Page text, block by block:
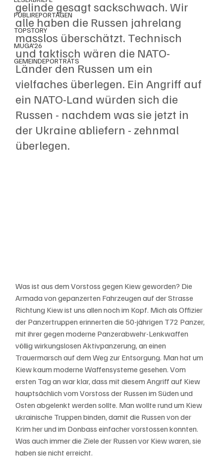
PUBLIREPORTAGEN
TOPSTORY
MUGA'26
GEMEINDEPORTRÄTS
gelinde gesagt sackschwach. Wir
alle haben die Russen jahrelang
masslos überschätzt. Technisch
und taktisch wären die NATO-
Länder den Russen um ein
vielfaches überlegen. Ein Angriff auf
ein NATO-Land würden sich die
Russen - nachdem was sie jetzt in
der Ukraine abliefern - zehnmal
überlegen.
Was ist aus dem Vorstoss gegen Kiew geworden? Die
Armada von gepanzerten Fahrzeugen auf der Strasse
Richtung Kiew ist uns allen noch im Kopf. Mich als Offizier
der Panzertruppen erinnerten die 50-jährigen T72 Panzer,
mit ihrer gegen moderne Panzerabwehr-Lenkwaffen
völlig wirkungslosen Aktivpanzerung, an einen
Trauermarsch auf dem Weg zur Entsorgung. Man hat um
Kiew kaum moderne Waffensysteme gesehen. Vom
ersten Tag an war klar, dass mit diesem Angriff auf Kiew
hauptsächlich vom Vorstoss der Russen im Süden und
Osten abgelenkt werden sollte. Man wollte rund um Kiew
ukrainische Truppen binden, damit die Russen von der
Krim her und im Donbass einfacher vorstossen konnten.
Was auch immer die Ziele der Russen vor Kiew waren, sie
haben sie nicht erreicht.